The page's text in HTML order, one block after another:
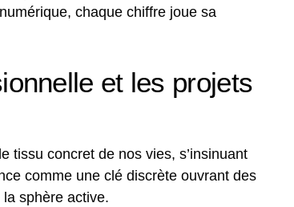
chaque chiffre joue sa
et les projets
tissu concret de nos vies, s’insinuant
comme une clé discrète ouvrant des
sphère active.